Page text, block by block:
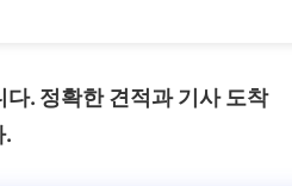
. 정확한 견적과 기사 도착
.